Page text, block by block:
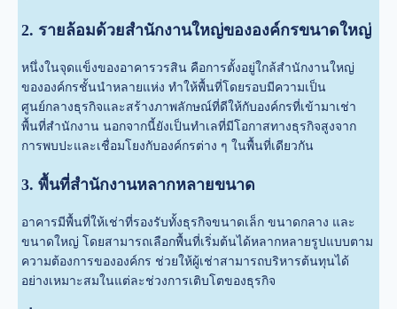
2. รายล้อมด้วยสำนักงานใหญ่ขององค์กรขนาดใหญ่
หนึ่งในจุดแข็งของอาคารวรสิน คือการตั้งอยู่ใกล้สำนักงานใหญ่
ขององค์กรชั้นนำหลายแห่ง ทำให้พื้นที่โดยรอบมีความเป็น
ศูนย์กลางธุรกิจและสร้างภาพลักษณ์ที่ดีให้กับองค์กรที่เข้ามาเช่า
พื้นที่สำนักงาน นอกจากนี้ยังเป็นทำเลที่มีโอกาสทางธุรกิจสูงจาก
การพบปะและเชื่อมโยงกับองค์กรต่าง ๆ ในพื้นที่เดียวกัน
3. พื้นที่สำนักงานหลากหลายขนาด
อาคารมีพื้นที่ให้เช่าที่รองรับทั้งธุรกิจขนาดเล็ก ขนาดกลาง และ
ขนาดใหญ่ โดยสามารถเลือกพื้นที่เริ่มต้นได้หลากหลายรูปแบบตาม
ความต้องการขององค์กร ช่วยให้ผู้เช่าสามารถบริหารต้นทุนได้
อย่างเหมาะสมในแต่ละช่วงการเติบโตของธุรกิจ